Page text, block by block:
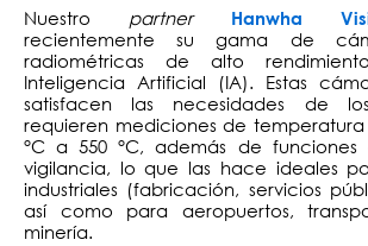
Nuestro partner Hanwha
recientemente su gama de
radiométricas de alto
Inteligencia Artificial (IA). Estas
satisfacen las necesidades de
requieren mediciones de temperatura
°C a 550 °C, además de
vigilancia, lo que las hace ideales
industriales (fabricación, servicios
así como para aeropuertos,
minería.